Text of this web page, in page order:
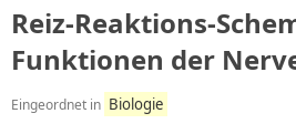
Funktionen der
Eingeordnet in Biologie